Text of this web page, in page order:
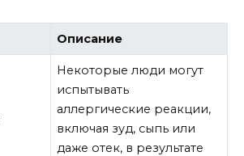
Описание
Некоторые люди могут
испытывать
аллергические реакции,
включая зуд, сыпь или
даже отек, в результате